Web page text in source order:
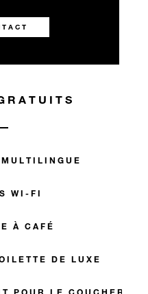
WI-FI
À CAFÉ
DE LUXE
POUR LE COUCHER